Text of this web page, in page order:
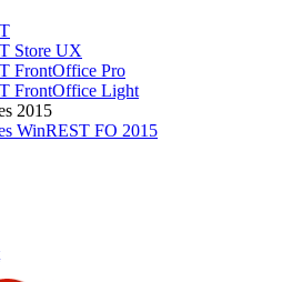
Store UX
FrontOffice Pro
FrontOffice Light
2015
WinREST FO 2015